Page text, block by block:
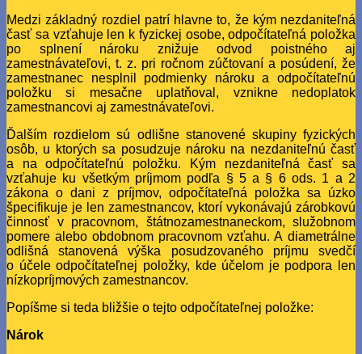
Medzi základný rozdiel patrí hlavne to, že kým nezdaniteľná
časť sa vzťahuje len k fyzickej osobe, odpočítateľná položka
po splnení nároku znižuje odvod poistného aj
zamestnávateľovi, t. z. pri ročnom zúčtovaní a posúdení, že
zamestnanec nesplnil podmienky nároku a odpočítateľnú
položku si mesačne uplatňoval, vznikne nedoplatok
zamestnancovi aj zamestnávateľovi.
Ďalším rozdielom sú odlišne stanovené skupiny fyzických
osôb, u ktorých sa posudzuje nároku na nezdaniteľnú časť
a na odpočítateľnú položku. Kým nezdaniteľná časť sa
vzťahuje ku všetkým príjmom podľa § 5 a § 6 ods. 1 a 2
zákona o dani z príjmov, odpočítateľná položka sa úzko
špecifikuje je len zamestnancov, ktorí vykonávajú zárobkovú
činnosť v pracovnom, štátnozamestnaneckom, služobnom
pomere alebo obdobnom pracovnom vzťahu. A diametrálne
odlišná stanovená výška posudzovaného príjmu svedčí
o účele odpočítateľnej položky, kde účelom je podpora len
nízkopríjmových zamestnancov.
Popíšme si teda bližšie o tejto odpočítateľnej položke:
Nárok